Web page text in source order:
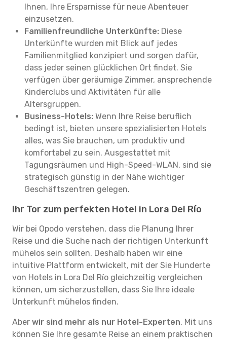
Ihnen, Ihre Ersparnisse für neue Abenteuer
einzusetzen.
Familienfreundliche Unterkünfte: Diese
Unterkünfte wurden mit Blick auf jedes
Familienmitglied konzipiert und sorgen dafür,
dass jeder seinen glücklichen Ort findet. Sie
verfügen über geräumige Zimmer, ansprechende
Kinderclubs und Aktivitäten für alle
Altersgruppen.
Business-Hotels: Wenn Ihre Reise beruflich
bedingt ist, bieten unsere spezialisierten Hotels
alles, was Sie brauchen, um produktiv und
komfortabel zu sein. Ausgestattet mit
Tagungsräumen und High-Speed-WLAN, sind sie
strategisch günstig in der Nähe wichtiger
Geschäftszentren gelegen.
Ihr Tor zum perfekten Hotel in Lora Del Río
Wir bei Opodo verstehen, dass die Planung Ihrer
Reise und die Suche nach der richtigen Unterkunft
mühelos sein sollten. Deshalb haben wir eine
intuitive Plattform entwickelt, mit der Sie Hunderte
von Hotels in Lora Del Río gleichzeitig vergleichen
können, um sicherzustellen, dass Sie Ihre ideale
Unterkunft mühelos finden.
Aber wir sind mehr als nur Hotel-Experten. Mit uns
können Sie Ihre gesamte Reise an einem praktischen